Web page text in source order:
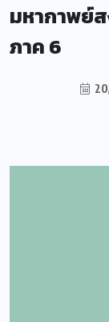
มหากาพย์
ภาค 6